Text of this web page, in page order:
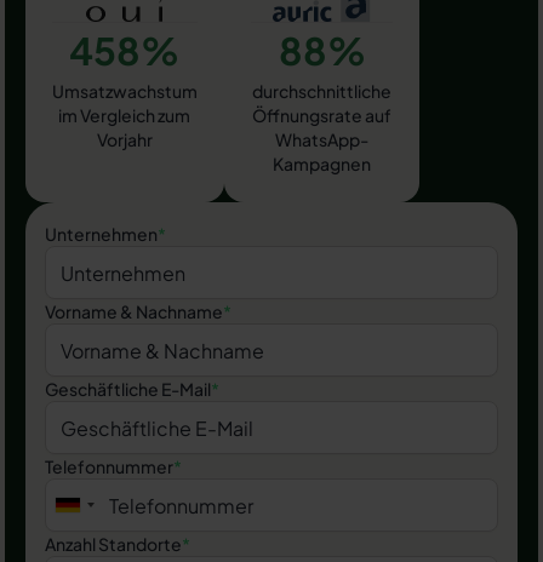
458%
Umsatzwachstum
im Vergleich zum
Vorjahr
88%
durchschnittliche
Öffnungsrate auf
WhatsApp-
Kampagnen
Unternehmen*
Vorname & Nachname*
Geschäftliche E-Mail*
Telefonnummer*
Anzahl Standorte*